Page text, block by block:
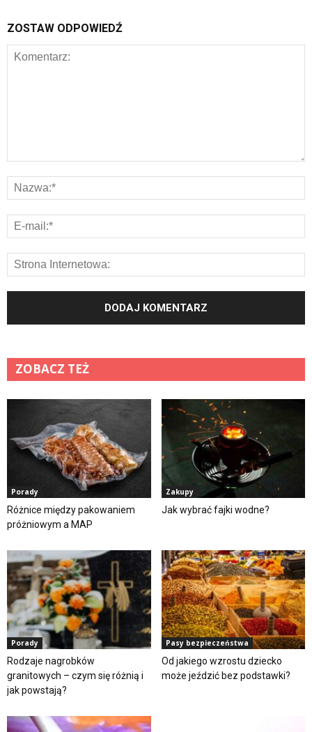
ZOSTAW ODPOWIEDŹ
ZOBACZ TEŻ
Porady
Różnice między pakowaniem
próżniowym a MAP
Zakupy
Jak wybrać fajki wodne?
Porady
Rodzaje nagrobków
granitowych – czym się różnią i
jak powstają?
Pasy bezpieczeństwa
Od jakiego wzrostu dziecko
może jeździć bez podstawki?